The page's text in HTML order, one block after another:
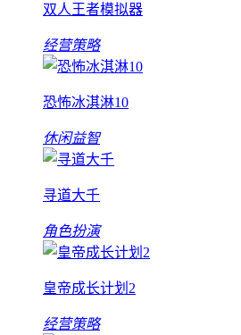
双人王者模拟器
经营策略
恐怖冰淇淋10
休闲益智
寻道大千
角色扮演
皇帝成长计划2
经营策略